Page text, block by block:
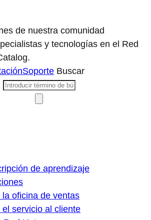
de nuestra comunidad
y tecnologías en el Red
Soporte Buscar
de aprendizaje
oficina de ventas
servicio al cliente